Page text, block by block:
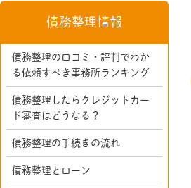
債務整理情報
債務整理の口コミ・評判でわか
る依頼すべき事務所ランキング
債務整理したらクレジットカー
ド審査はどうなる？
債務整理の手続きの流れ
債務整理とローン